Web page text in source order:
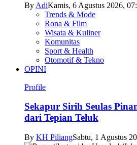
By AdiKamis, 6 Agustus 2026,
Trends & Mode
Rona & Film
Wisata & Kuliner
Komunitas
Sport & Health
Otomotif & Tekno
OPINI
Profile
Sekapur Sirih Seulas
dari Tepian Teluk
By KH PiliangSabtu, 1 Agustus